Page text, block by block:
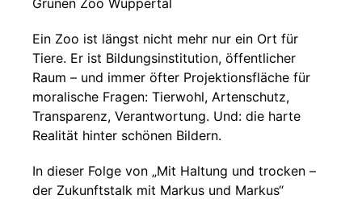
Grünen Zoo Wuppertal
Ein Zoo ist längst nicht mehr nur ein Ort für
Tiere. Er ist Bildungsinstitution, öffentlicher
Raum – und immer öfter Projektionsfläche für
moralische Fragen: Tierwohl, Artenschutz,
Transparenz, Verantwortung. Und: die harte
Realität hinter schönen Bildern.
In dieser Folge von „Mit Haltung und trocken –
der Zukunftstalk mit Markus und Markus“